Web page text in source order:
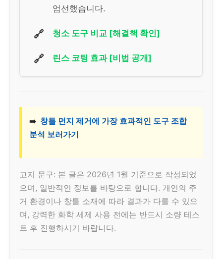
엄선했습니다.
🔗 청소 도구 비교 [해결책 확인]
🔗 린스 코팅 효과 [비법 공개]
➡️ 창틀 먼지 제거에 가장 효과적인 도구 조합
분석 보러가기
고지 문구: 본 글은 2026년 1월 기준으로 작성되었
으며, 일반적인 정보를 바탕으로 합니다. 개인의 주
거 환경이나 창틀 소재에 따라 결과가 다를 수 있으
며, 강력한 화학 세제 사용 전에는 반드시 소량 테스
트 후 진행하시기 바랍니다.